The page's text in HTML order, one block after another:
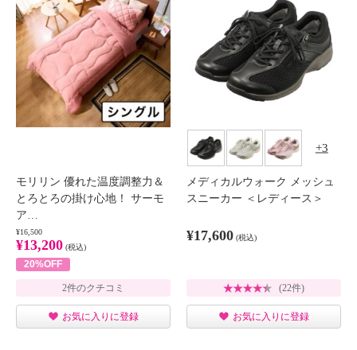
モリリン 優れた温度調整力＆
とろとろの掛け心地！ サーモ
ア…
¥16,500
¥13,200 (税込)
20%OFF
2件のクチコミ
お気に入りに登録
3
メディカルウォーク メッシュ
スニーカー ＜レディース＞
¥17,600 (税込)
(22件)
お気に入りに登録